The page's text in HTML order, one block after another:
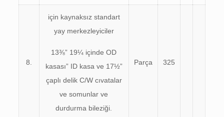
8.
için kaynaksız standart
yay merkezleyiciler
13⅜” 19¼ içinde OD
kasası” ID kasa ve 17½”
çaplı delik C/W cıvatalar
ve somunlar ve
durdurma bileziği.
Parça 325